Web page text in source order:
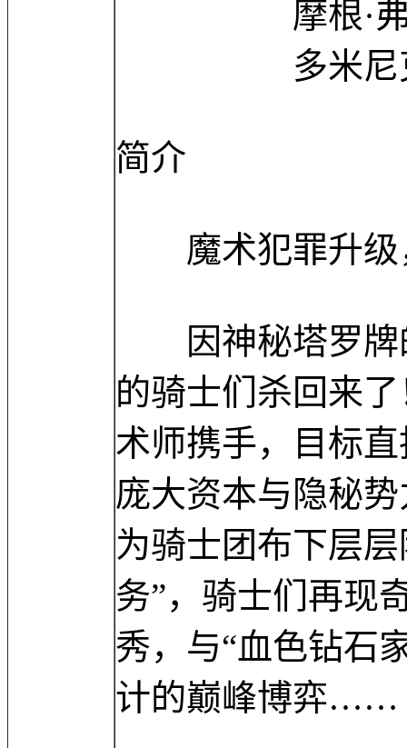
摩根·弗里曼
多米尼克·奥
简介
魔术犯罪升级
因神秘塔罗牌
的骑士们杀回来
术师携手，目标
庞大资本与隐秘
为骑士团布下层
务”，骑士们再现
秀，与“血色钻石
计的巅峰博弈……